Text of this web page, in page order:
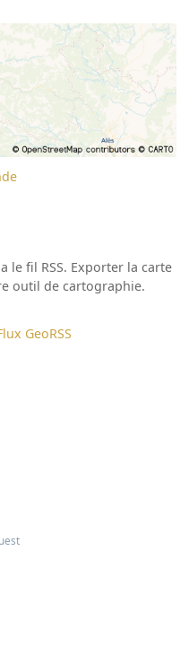
le fil RSS. Exporter la carte
outil de cartographie.
GeoRSS